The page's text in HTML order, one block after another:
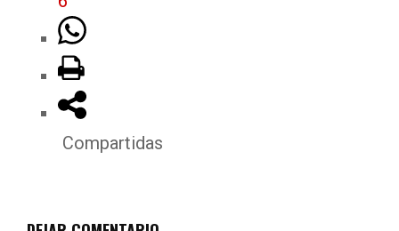
Compartidas